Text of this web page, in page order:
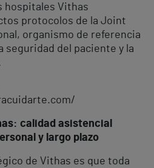
hospitales Vithas
protocolos de la Joint
organismo de referencia
seguridad del paciente y la
calidad asistencial
y largo plazo
de Vithas es que toda